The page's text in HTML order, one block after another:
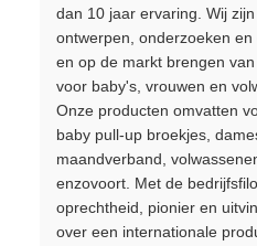
dan 10 jaar ervaring. Wij
ontwerpen, onderzoeken
en op de markt brengen
voor baby's, vrouwen en
Onze producten omvatten
baby pull-up broekjes,
maandverband,
enzovoort. Met de
oprechtheid, pionier en
over een internationale